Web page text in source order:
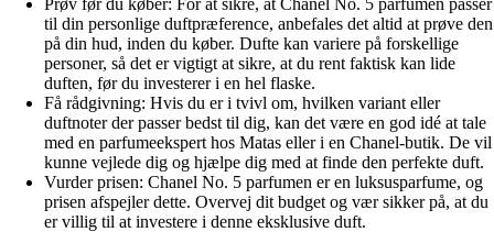
Prøv før du køber: For at sikre, at Chanel No. 5 parfumen passer
til din personlige duftpræference, anbefales det altid at prøve den
på din hud, inden du køber. Dufte kan variere på forskellige
personer, så det er vigtigt at sikre, at du rent faktisk kan lide
duften, før du investerer i en hel flaske.
Få rådgivning: Hvis du er i tvivl om, hvilken variant eller
duftnoter der passer bedst til dig, kan det være en god idé at tale
med en parfumeekspert hos Matas eller i en Chanel-butik. De vil
kunne vejlede dig og hjælpe dig med at finde den perfekte duft.
Vurder prisen: Chanel No. 5 parfumen er en luksusparfume, og
prisen afspejler dette. Overvej dit budget og vær sikker på, at du
er villig til at investere i denne eksklusive duft.